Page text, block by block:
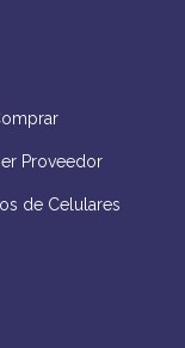
Proveedor
de Celulares